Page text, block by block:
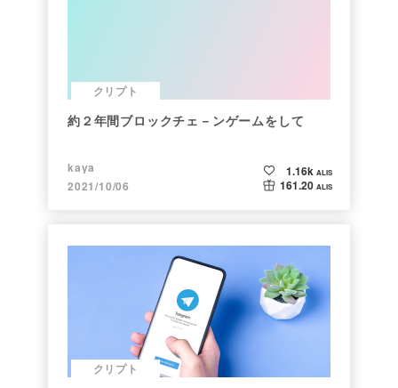
クリプト
約２年間ブロックチェ－ンゲームをして
kaya
2021/10/06
1.16k ALIS
161.20 ALIS
クリプト